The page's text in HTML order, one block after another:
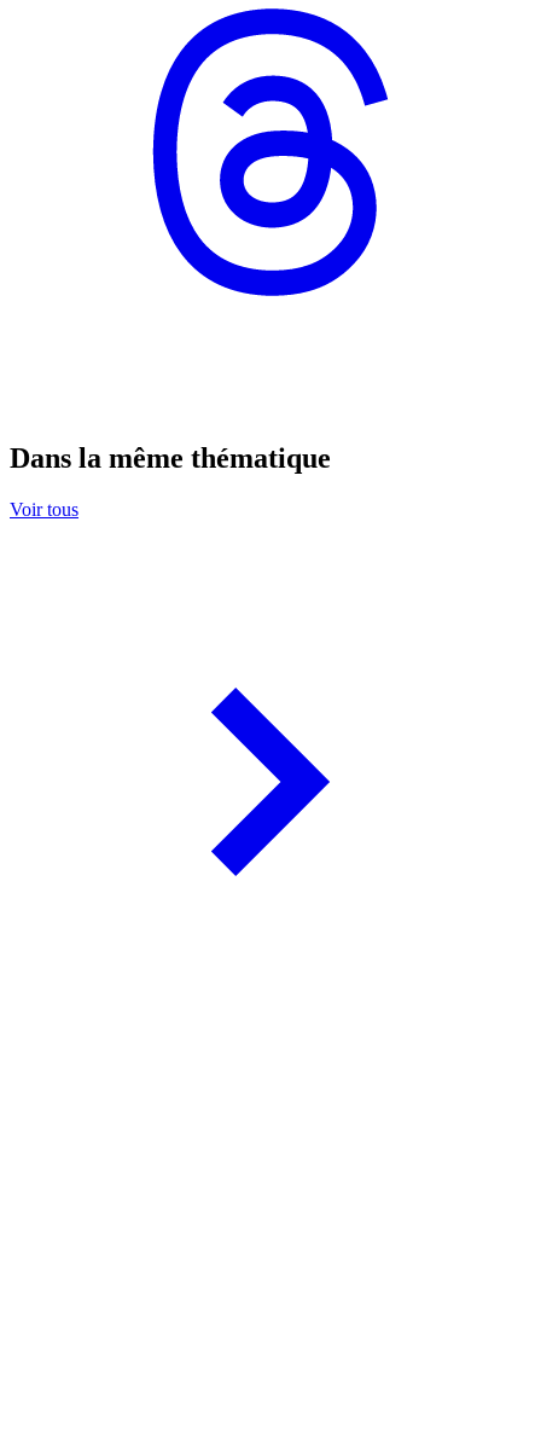
Dans la même thématique
Voir tous